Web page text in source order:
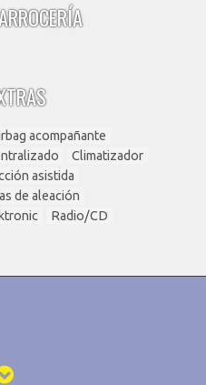
acompañante
Climatizador
asistida
de aleación
Radio/CD